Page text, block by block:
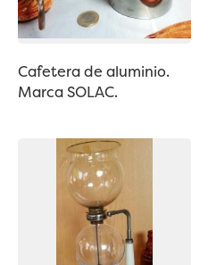
Cafetera de aluminio.
Marca SOLAC.